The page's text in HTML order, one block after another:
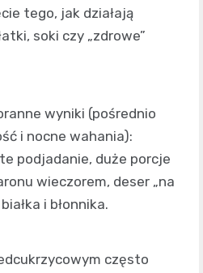
tego, jak działają
soki czy „zdrowe”
wyniki (pośrednio
i nocne wahania):
podjadanie, duże porcje
wieczorem, deser „na
i błonnika.
często